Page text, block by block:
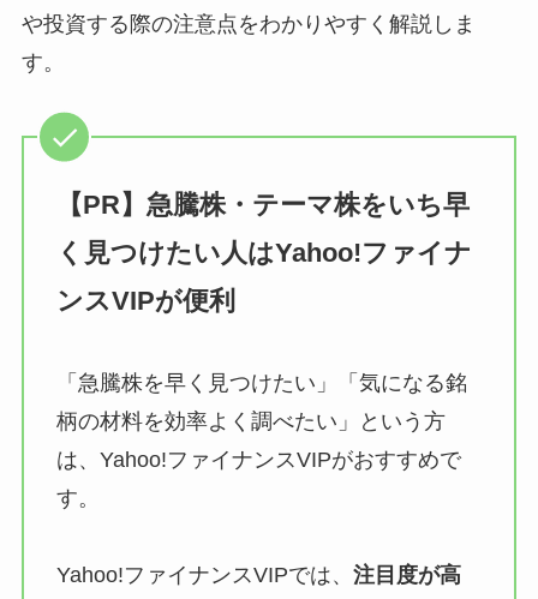
や投資する際の注意点をわかりやすく解説しま
す。
【PR】急騰株・テーマ株をいち早
く見つけたい人はYahoo!ファイナ
ンスVIPが便利
「急騰株を早く見つけたい」「気になる銘
柄の材料を効率よく調べたい」という方
は、Yahoo!ファイナンスVIPがおすすめで
す。
Yahoo!ファイナンスVIPでは、 注目度が高